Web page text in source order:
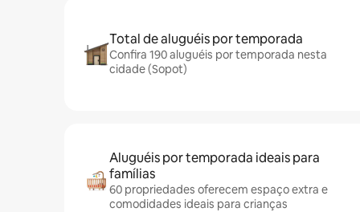
Total de aluguéis por temporada
Confira 190 aluguéis por temporada nesta
cidade (Sopot)
Aluguéis por temporada ideais para
famílias
60 propriedades oferecem espaço extra e
comodidades ideais para crianças